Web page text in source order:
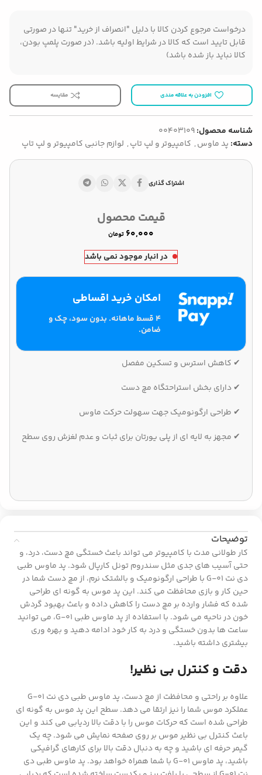
درخواست مرجوع کردن کالا با دلیل "انصراف از خرید" تنها در صورتی
قابل تایید است که کالا در شرایط اولیه باشد. (در صورت پلمپ بودن،
کالا نباید باز شده باشد)
افزودن به علاقه مندی مقایسه
شناسه محصول:00403109
دسته: پد ماوس, کامپیوتر و لپ تاپ, لوازم جانبی کامپیوتر و لپ تاپ
اشتراک گذاری
قیمت محصول
تومان
در انبار موجود نمی باشد
امکان خرید اقساطی
۴ قسط ماهانه. بدون سود، چک و
ضامن.
✔ کاهش استرس و تسکین مفصل
✔ دارای بخش استراحتگاه مچ دست
✔ طراحی ارگونومیک جهت سهولت حرکت ماوس
✔ مجهز به لایه ای از پلی یورتان برای ثبات و عدم لغزش روی سطح
توضیحات
کار طولانی مدت با کامپیوتر می تواند باعث خستگی مچ دست، درد، و
حتی آسیب های جدی مثل سندروم تونل کارپال شود. پد ماوس طبی
دی نت G-01 با طراحی ارگونومیک و بالشتک نرم، از مچ دست شما در
حین کار و بازی محافظت می کند. این پد موس به گونه ای طراحی
شده که فشار وارده بر مچ دست را کاهش داده و باعث بهبود گردش
خون در ناحیه می شود. با استفاده از پد ماوس طبی G-01، می توانید
ساعت ها بدون خستگی و درد به کار خود ادامه دهید و بهره وری
بیشتری داشته باشید.
دقت و کنترل بی نظیر!
علاوه بر راحتی و محافظت از مچ دست، پد ماوس طبی دی نت G-01
عملکرد موس شما را نیز ارتقا می دهد. سطح این پد موس به گونه ای
طراحی شده است که حرکات موس را با دقت بالا ردیابی می کند و این
باعث کنترل بی نظیر موس بر روی صفحه نمایش می شود. چه یک
گیمر حرفه ای باشید و چه به دنبال دقت بالا برای کارهای گرافیکی
باشید، پد ماوس G-01 با شما همراه خواهد بود. پد ماوس طبی دی